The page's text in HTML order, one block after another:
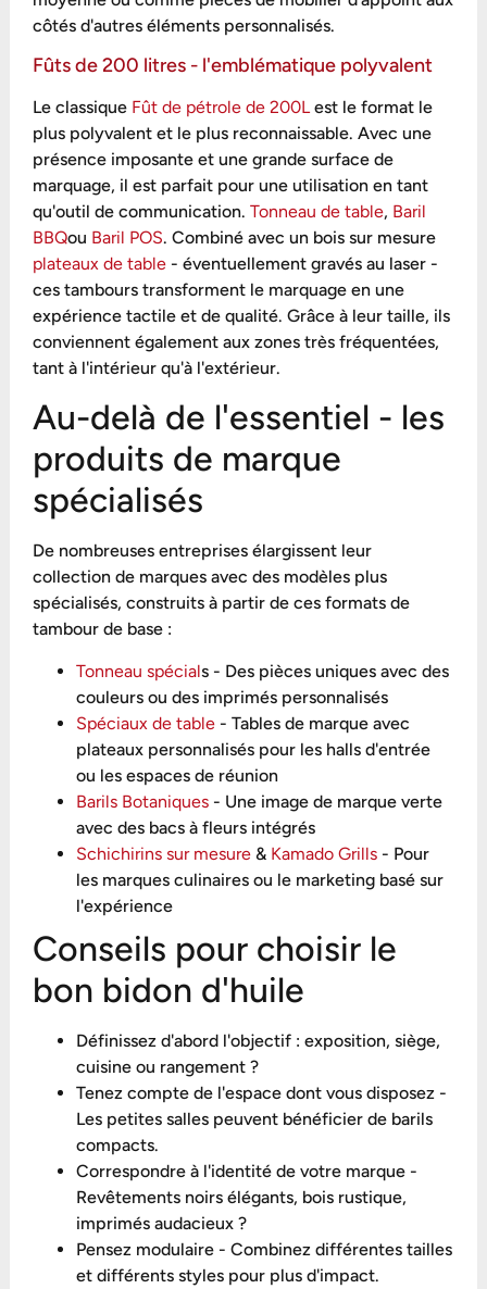
côtés d'autres éléments personnalisés.
Fûts de 200 litres - l'emblématique polyvalent
Le classique Fût de pétrole de 200Lest le format le
plus polyvalent et le plus reconnaissable. Avec une
présence imposante et une grande surface de
marquage, il est parfait pour une utilisation en tant
qu'outil de communication.Tonneau de table, Baril
BBQou Baril POS. Combiné avec un bois sur mesure
plateaux de table - éventuellement gravés au laser -
ces tambours transforment le marquage en une
expérience tactile et de qualité. Grâce à leur taille, ils
conviennent également aux zones très fréquentées,
tant à l'intérieur qu'à l'extérieur.
Au-delà de l'essentiel - les
produits de marque
spécialisés
De nombreuses entreprises élargissent leur
collection de marques avec des modèles plus
spécialisés, construits à partir de ces formats de
tambour de base :
Tonneau spécials - Des pièces uniques avec des
couleurs ou des imprimés personnalisés
Spéciaux de table - Tables de marque avec
plateaux personnalisés pour les halls d'entrée
ou les espaces de réunion
Barils Botaniques - Une image de marque verte
avec des bacs à fleurs intégrés
Schichirins sur mesure & Kamado Grills - Pour
les marques culinaires ou le marketing basé sur
l'expérience
Conseils pour choisir le
bon bidon d'huile
Définissez d'abord l'objectif : exposition, siège,
cuisine ou rangement ?
Tenez compte de l'espace dont vous disposez -
Les petites salles peuvent bénéficier de barils
compacts.
Correspondre à l'identité de votre marque -
Revêtements noirs élégants, bois rustique,
imprimés audacieux ?
Pensez modulaire - Combinez différentes tailles
et différents styles pour plus d'impact.